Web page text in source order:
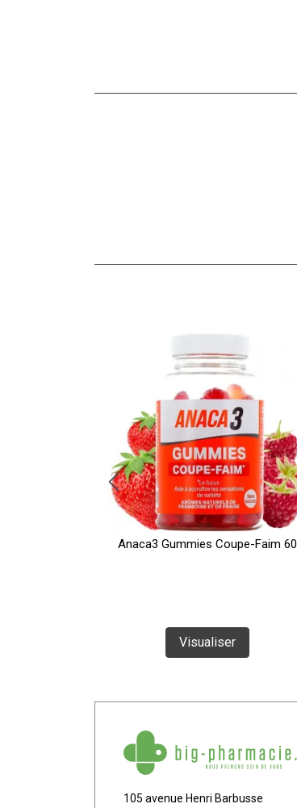
Anaca3 Gummies Coupe-Faim 60
Visualiser
105 avenue Henri Barbusse